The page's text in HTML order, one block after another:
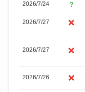
2026/7/24
2026/7/27
2026/7/27
2026/7/26